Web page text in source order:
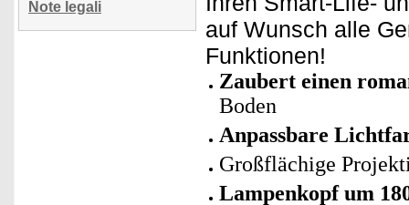
Note legali
auf Wunsch alle
Funktionen!
Zaubert einen
Boden
Anpassbare
Großflächige
Lampenkopf um